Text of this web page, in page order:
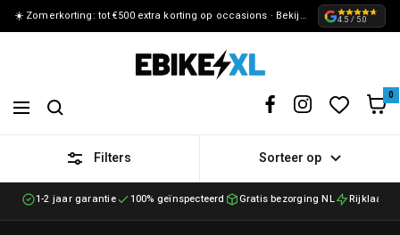
METEEN ☀️ Zomerkorting: tot €500 extra korting op occasions · Bekijk de actie » 4.5 / 5.0
eBikeXL
Navigation
0
Filters Sorteer op
1-2 jaar garantie 100% geïnspecteerd Gratis bezorging NL Rijklaar